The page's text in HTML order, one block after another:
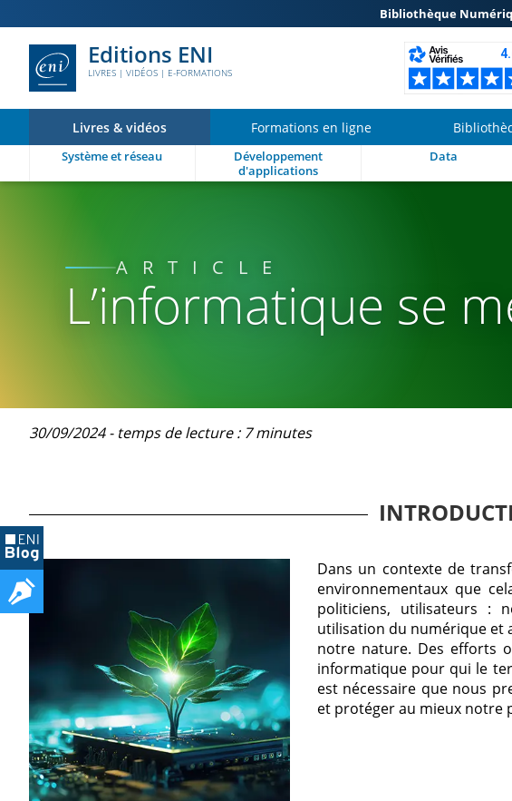
Bibliothèque
Editions ENI
LIVRES | VIDÉOS | E-FORMATIONS
Livres & vidéos Formations en ligne
Système et réseau
Développement
d'applications
Data
ARTICLE
L’informatique se
30/09/2024 - temps de lecture : 7 minutes
Dans un contexte de
environnementaux que
politiciens, utilisateurs :
utilisation du numérique et
notre nature. Des efforts
informatique pour qui le
est nécessaire que nous
et protéger au mieux notre